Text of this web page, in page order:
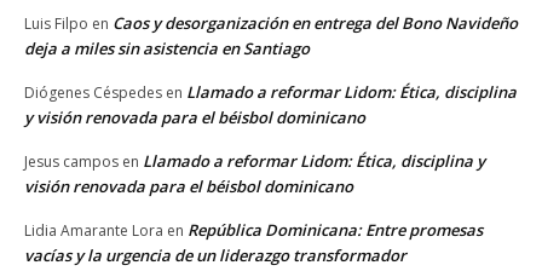
Luis Filpo en Caos y desorganización en entrega del Bono Navideño
deja a miles sin asistencia en Santiago
Diógenes Céspedes en Llamado a reformar Lidom: Ética, disciplina
y visión renovada para el béisbol dominicano
Jesus campos en Llamado a reformar Lidom: Ética, disciplina y
visión renovada para el béisbol dominicano
Lidia Amarante Lora en República Dominicana: Entre promesas
vacías y la urgencia de un liderazgo transformador